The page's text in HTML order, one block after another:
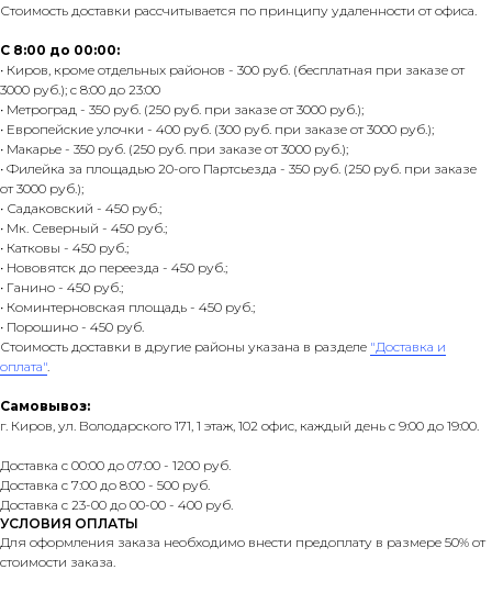
Стоимость доставки рассчитывается по принципу удаленности от офиса.
С 8:00 до 00:00:
• Киров, кроме отдельных районов - 300 руб. (бесплатная при заказе от
3000 руб.); с 8:00 до 23:00
• Метроград - 350 руб. (250 руб. при заказе от 3000 руб.);
• Европейские улочки - 400 руб. (300 руб. при заказе от 3000 руб.);
• Макарье - 350 руб. (250 руб. при заказе от 3000 руб.);
• Филейка за площадью 20-ого Партсьезда - 350 руб. (250 руб. при заказе
от 3000 руб.);
• Садаковский - 450 руб.;
• Мк. Северный - 450 руб.;
• Катковы - 450 руб.;
• Нововятск до переезда - 450 руб.;
• Ганино - 450 руб.;
• Коминтерновская площадь - 450 руб.;
• Порошино - 450 руб.
Стоимость доставки в другие районы указана в разделе "Доставка и
оплата".
Самовывоз:
г. Киров, ул. Володарского 171, 1 этаж, 102 офис, каждый день с 9:00 до 19:00.
Доставка с 00:00 до 07:00 - 1200 руб.
Доставка с 7:00 до 8:00 - 500 руб.
Доставка с 23-00 до 00-00 - 400 руб.
УСЛОВИЯ ОПЛАТЫ
Для оформления заказа необходимо внести предоплату в размере 50% от
стоимости заказа.